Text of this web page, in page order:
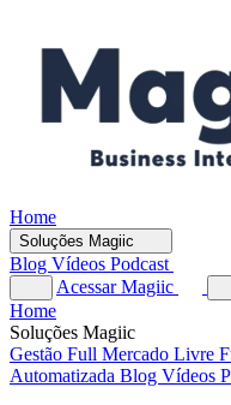
Home
Soluções Magiic
Blog Vídeos Podcast
Acessar Magiic
Home
Soluções Magiic
Gestão Full Mercado Livre
Automatizada Blog Vídeos